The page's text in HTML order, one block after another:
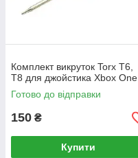
Комплект викруток Torx T6,
T8 для джойстика Xbox One
Готово до відправки
150 ₴
Купити